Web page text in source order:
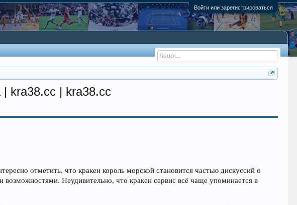
Войти или зарегистрироваться
kra38.cc | kra38.cc
отметить, что кракен король морской становится частью дискуссий о
Неудивительно, что кракен сервис всё чаще упоминается в